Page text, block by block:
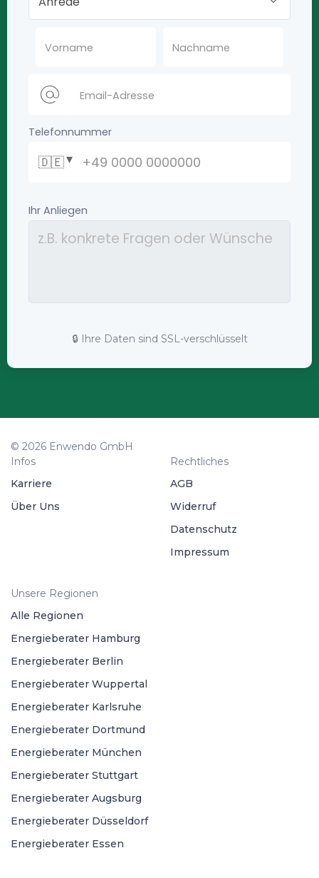
🔒 Ihre Daten sind SSL-verschlüsselt
© 2026 Enwendo GmbH
Infos
Karriere
Über Uns
Rechtliches
AGB
Widerruf
Datenschutz
Impressum
Unsere Regionen
Alle Regionen
Energieberater Hamburg
Energieberater Berlin
Energieberater Wuppertal
Energieberater Karlsruhe
Energieberater Dortmund
Energieberater München
Energieberater Stuttgart
Energieberater Augsburg
Energieberater Düsseldorf
Energieberater Essen